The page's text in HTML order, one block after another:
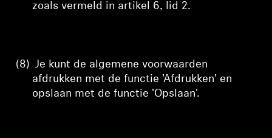
zoals vermeld in artikel 6, lid 2.
(8) Je kunt de algemene voorwaarden
afdrukken met de functie 'Afdrukken' en
opslaan met de functie 'Opslaan'.